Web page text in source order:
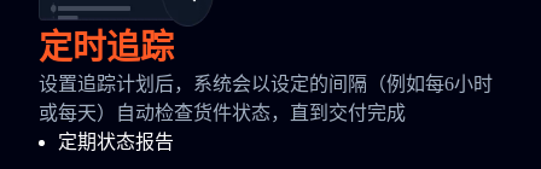
定时追踪
设置追踪计划后，系统会以设定的间隔（例如每6小时
或每天）自动检查货件状态，直到交付完成
定期状态报告